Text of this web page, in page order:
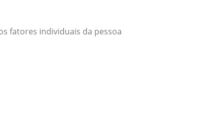
fatores individuais da pessoa